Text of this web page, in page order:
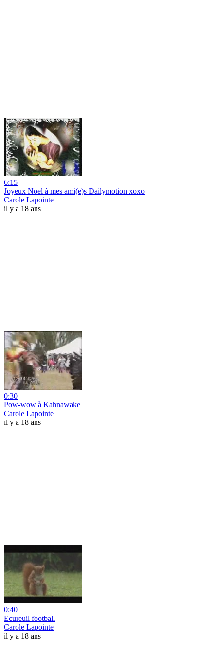
6:15
Joyeux Noel à mes ami(e)s Dailymotion xoxo
Carole Lapointe
il y a 18 ans
0:30
Pow-wow à Kahnawake
Carole Lapointe
il y a 18 ans
0:40
Ecureuil football
Carole Lapointe
il y a 18 ans